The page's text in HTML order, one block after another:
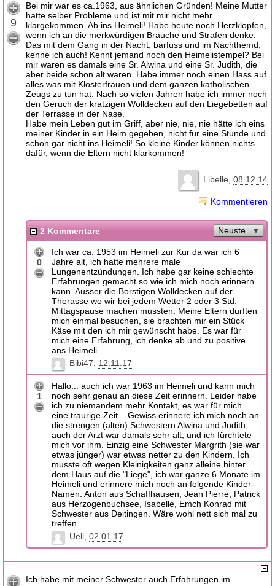
9
Bei mir war es ca.1963, aus ähnlichen Gründen! Meine Mutter
hatte selber Probleme und ist mit mir nicht mehr
klargekommen. Ab ins Heimeli! Habe heute noch Herzklopfen,
wenn ich an die merkwürdigen Bräuche und Strafen denke.
Das mit dem Gang in der Nacht, barfuss und im Nachthemd,
kenne ich auch! Kennt jemand noch den Heimelistempel? Bei
mir waren es damals eine Sr. Alwina und eine Sr. Judith, die
aber beide schon alt waren. Habe immer noch einen Hass auf
alles was mit Klosterfrauen und dem ganzen katholischen
Zeugs zu tun hat. Nach so vielen Jahren habe ich immer noch
den Geruch der kratzigen Wolldecken auf den Liegebetten auf
der Terrasse in der Nase.
Habe mein Leben gut im Griff, aber nie, nie, nie hätte ich eins
meiner Kinder in ein Heim gegeben, nicht für eine Stunde und
schon gar nicht ins Heimeli! So kleine Kinder können nichts
dafür, wenn die Eltern nicht klarkommen!
Libelle 08.12.14
Kommentieren
2 Kommentare Neuste
0
Ich war ca. 1953 im Heimeli zur Kur da war ich 6
Jahre alt, ich hatte mehrere male
Lungenentzündungen. Ich habe gar keine schlechte
Erfahrungen gemacht so wie ich mich noch erinnern
kann. Ausser die Borstigen Wolldecken auf der
Therasse wo wir bei jedem Wetter 2 oder 3 Std.
Mittagspause machen mussten. Meine Eltern durften
mich einmal besuchen, sie brachten mir ein Stück
Käse mit den ich mir gewünscht habe. Es war für
mich eine Erfahrung, ich denke ab und zu positive
ans Heimeli
Bibi47
12.11.17
1
Hallo... auch ich war 1963 im Heimeli und kann mich
noch sehr genau an diese Zeit erinnern. Leider habe
ich zu niemandem mehr Kontakt, es war für mich
eine traurige Zeit... Gewiss erinnere ich mich noch an
die strengen (alten) Schwestern Alwina und Judith,
auch der Arzt war damals sehr alt, und ich fürchtete
mich vor ihm. Einzig eine Schwester Margrith (sie war
etwas jünger) war etwas netter zu den Kindern. Ich
musste oft wegen Kleinigkeiten ganz alleine hinter
dem Haus auf die "Liege", ich war ganze 6 Monate im
Heimeli und erinnere mich noch an folgende Kinder-
Namen: Anton aus Schaffhausen, Jean Pierre, Patrick
aus Herzogenbuchsee, Isabelle, Emch Konrad mit
Schwester aus Deitingen. Wäre wohl nett sich mal zu
treffen....
Ueli 02.01.17
Ich habe mit meiner Schwester auch Erfahrungen im